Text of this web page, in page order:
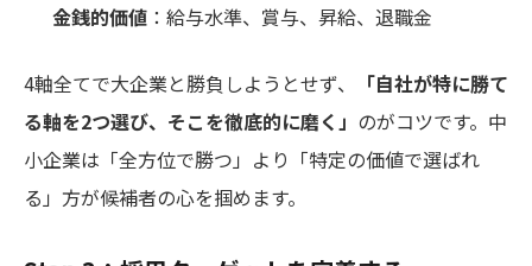
金銭的価値 ：給与水準、賞与、昇給、退職金
4軸全てで大企業と勝負しようとせず、
「自社が特に勝て
る軸を2つ選び、そこを徹底的に磨く」 のがコツです。中
小企業は「全方位で勝つ」より「特定の価値で選ばれ
る」方が候補者の心を掴めます。